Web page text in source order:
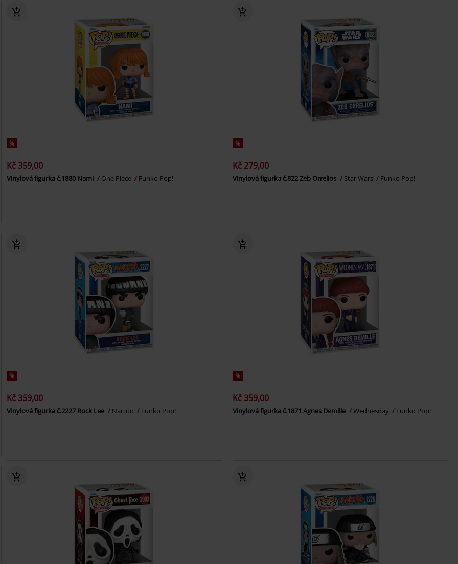
%
Kč 359,00
Vinylová figurka č.1880 Nami One Piece Funko Pop!
%
Kč 279,00
Vinylová figurka č.822 Zeb Orrelios Star Wars Funko Pop!
%
Kč 359,00
Vinylová figurka č.2227 Rock Lee Naruto Funko Pop!
%
Kč 359,00
Vinylová figurka č.1871 Agnes Demille Wednesday Funko Pop!